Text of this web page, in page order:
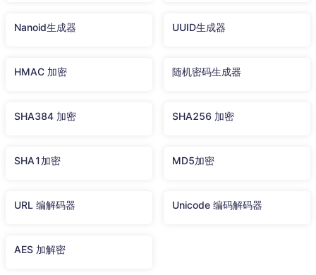
Nanoid生成器 UUID生成器
HMAC 加密 随机密码生成器
SHA384 加密 SHA256 加密
SHA1加密 MD5加密
URL 编解码器 Unicode 编码解码器
AES 加解密